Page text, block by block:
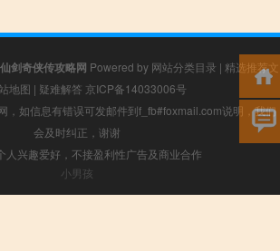
仙剑奇侠传攻略网 Powered by 网站分类目录 | 精选推荐文
地图 | 疑难解答 京ICP备14033006号
，如信息有错误可发邮件到f_fb#foxmail.com说明，我们
会及时纠正，谢谢
人兴趣爱好，不接盈利性广告及商业合作
小男孩